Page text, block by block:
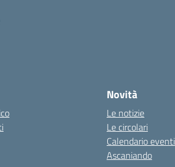
Novità
Le notizie
Le circolari
Calendario eventi
Ascaniando